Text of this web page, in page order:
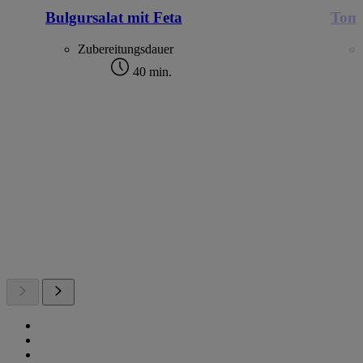
Bulgursalat mit Feta
Zubereitungsdauer
40 min.